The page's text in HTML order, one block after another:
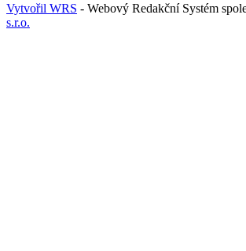
Vytvořil WRS - Webový Redakční Systém
s.r.o.